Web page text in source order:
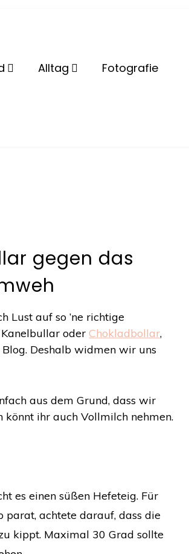
Alltag Fotografie
gegen das
Lust auf so ’ne richtige
Kanelbullar oderChokladbollar,
Deshalb widmen wir uns
aus dem Grund, dass wir
ihr auch Vollmilch nehmen.
es einen süßen Hefeteig. Für
achtete darauf, dass die
kippt. Maximal 30 Grad sollte